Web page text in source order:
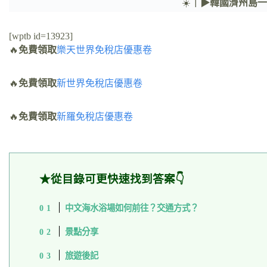
☀️ ｜▶韓國濟州島
[wptb id=13923]
🔥免費領取樂天世界免稅店優惠卷
🔥免費領取新世界免稅店優惠卷
🔥免費領取新羅免稅店優惠卷
★從目錄可更快速找到答案👇
中文海水浴場如何前往？交通方式？
景點分享
旅遊後記